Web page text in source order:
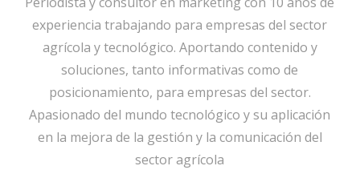
experiencia trabajando para empresas del sector
agrícola y tecnológico. Aportando contenido y
soluciones, tanto informativas como de
posicionamiento, para empresas del sector.
Apasionado del mundo tecnológico y su aplicación
en la mejora de la gestión y la comunicación del
sector agrícola